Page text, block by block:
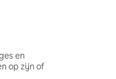
en
op zijn of